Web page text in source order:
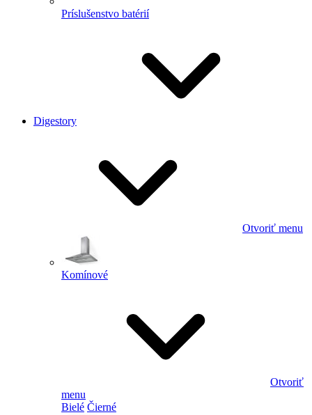
Príslušenstvo batérií
Digestory
Otvoriť menu
Komínové
Otvoriť
menu
Bielé Čierné